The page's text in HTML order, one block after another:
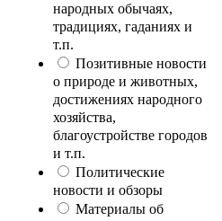
народных обычаях,
традициях, гаданиях и
т.п.
Позитивные новости
о природе и животных,
достижениях народного
хозяйства,
благоустройстве городов
и т.п.
Политические
новости и обзоры
Материалы об